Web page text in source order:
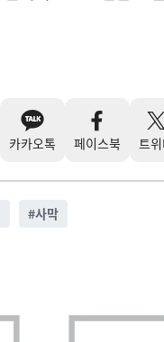
카카오톡 페이스북 트위
#사막